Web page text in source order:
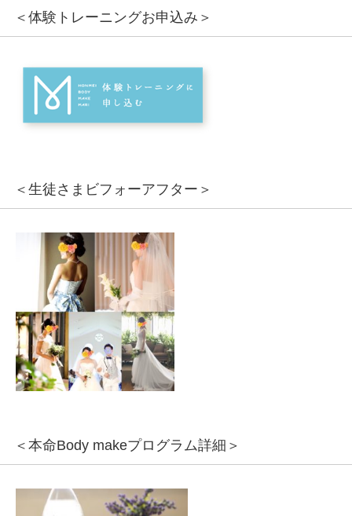
＜体験トレーニングお申込み＞
＜生徒さまビフォーアフター＞
＜本命Body makeプログラム詳細＞